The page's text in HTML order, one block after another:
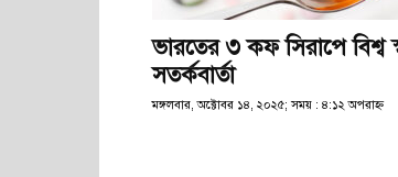
ভারতের ৩ কফ সিরাপে বিশ্ব
সতর্কবার্তা
মঙ্গলবার, অক্টোবর ১৪, ২০২৫; সময় : ৪:১২ অপরাহ্ণ